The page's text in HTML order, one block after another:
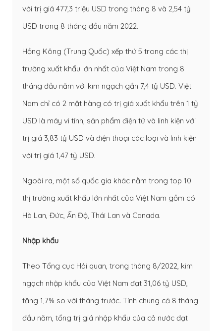
với trị giá 477,3 triệu USD trong tháng 8 và 2,54 tỷ
USD trong 8 tháng đầu năm 2022.
Hồng Kông (Trung Quốc) xếp thứ 5 trong các thị
trường xuất khẩu lớn nhất của Việt Nam trong 8
tháng đầu năm với kim ngạch gần 7,4 tỷ USD. Việt
Nam chỉ có 2 mặt hàng có trị giá xuất khẩu trên 1 tỷ
USD là máy vi tính, sản phẩm điện tử và linh kiện với
trị giá 3,83 tỷ USD và điện thoại các loại và linh kiện
với trị giá 1,47 tỷ USD.
Ngoài ra, một số quốc gia khác nằm trong top 10
thị trường xuất khẩu lớn nhất của Việt Nam gồm có
Hà Lan, Đức, Ấn Độ, Thái Lan và Canada.
Nhập khẩu
Theo Tổng cục Hải quan, trong tháng 8/2022, kim
ngạch nhập khẩu của Việt Nam đạt 31,06 tỷ USD,
tăng 1,7% so với tháng trước. Tính chung cả 8 tháng
đầu năm, tổng trị giá nhập khẩu của cả nước đạt